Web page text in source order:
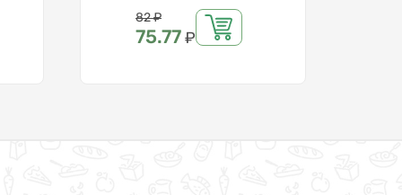
Цена
82₽
75.77 ₽